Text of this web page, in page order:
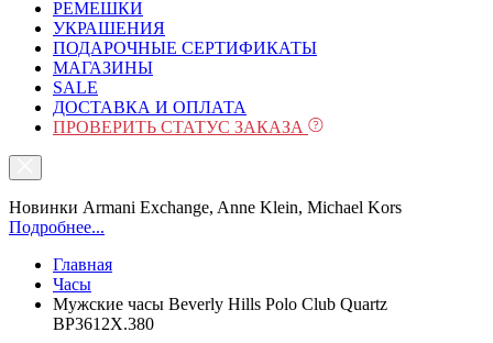
РЕМЕШКИ
УКРАШЕНИЯ
ПОДАРОЧНЫЕ СЕРТИФИКАТЫ
МАГАЗИНЫ
SALE
ДОСТАВКА И ОПЛАТА
ПРОВЕРИТЬ СТАТУС ЗАКАЗА
Новинки Armani Exchange, Anne Klein, Michael Kors
Подробнее...
Главная
Часы
Мужские часы Beverly Hills Polo Club Quartz
BP3612X.380